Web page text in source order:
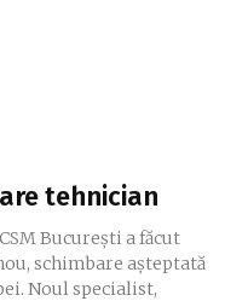
tehnician
București a făcut
schimbare așteptată
Noul specialist,